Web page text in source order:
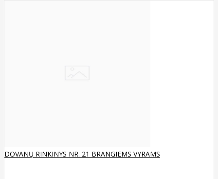
DOVANŲ RINKINYS NR. 21 BRANGIEMS VYRAMS